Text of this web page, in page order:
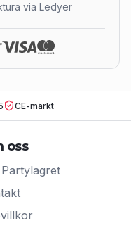
via Ledyer
CE-märkt
oss